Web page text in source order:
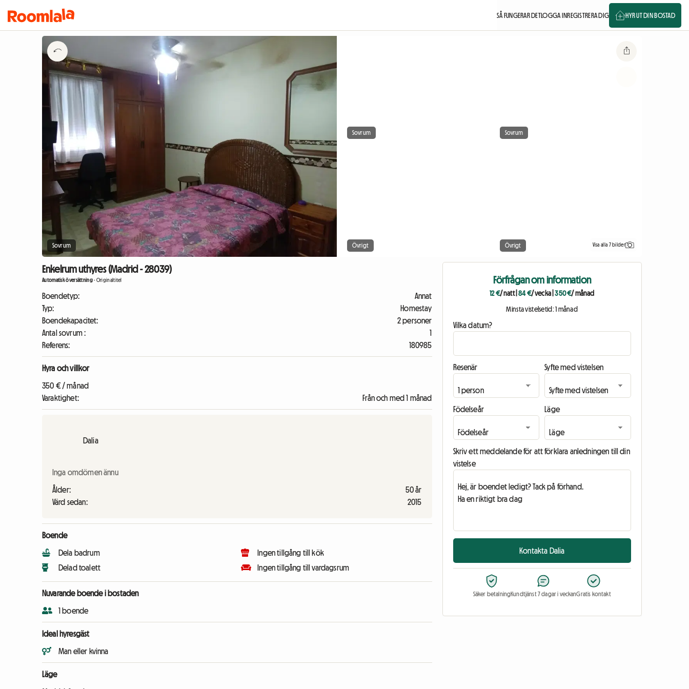
SÅ FUNGERAR DETLOGGA INREGISTRERA DIG HYR UT DIN BOSTAD
Sovrum
Sovrum Sovrum
Övrigt Övrigt Visa alla 7 bilder
Enkelrum uthyres (Madrid - 28039)
Automatisk översättning-Originaltitel
Boendetyp:
Annat
Typ:
Homestay
Boendekapacitet:
2 personer
Antal sovrum :
1
Referens:
180985
Hyra och villkor
350 € / månad
Varaktighet:
Från och med 1 månad
Dalia
Inga omdömen ännu
Ålder:
50 år
Värd sedan:
2015
Boende
Dela badrum
Delad toalett
Ingen tillgång till kök
Ingen tillgång till vardagsrum
Nuvarande boende i bostaden
1 boende
Ideal hyresgäst
Man eller kvinna
Läge
Förfrågan om information
12 €/ natt|84 €/ vecka|350 €/ månad
Minsta vistelsetid: 1 månad
Vilka datum?
Resenär Syfte med vistelsen
Födelseår Läge
Skriv ett meddelande för att förklara anledningen till din
vistelse
Kontakta Dalia
Säker betalningKundtjänst 7 dagar i veckanGratis kontakt